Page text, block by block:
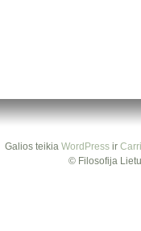
Galios teikia WordPressir
© Filosofija